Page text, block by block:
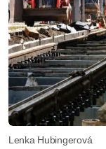
Lenka Hubingerová